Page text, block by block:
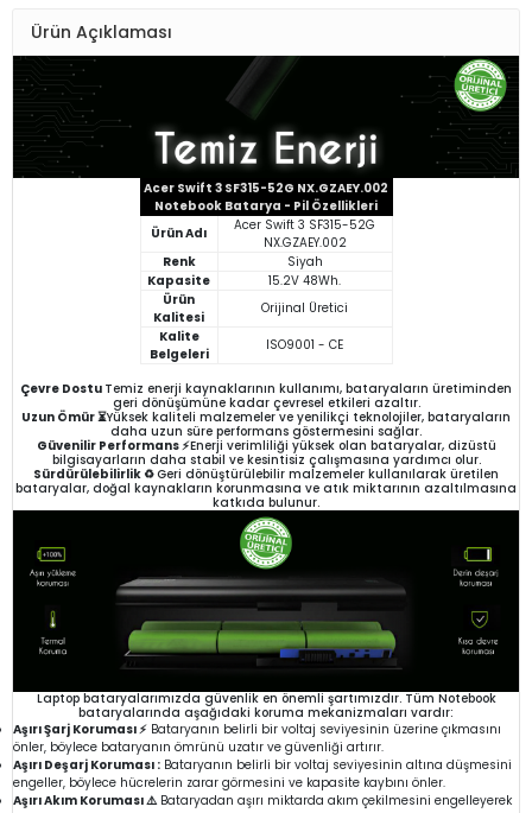
Ürün Açıklaması
Acer Swift 3 SF315-52G NX.GZAEY.002
Notebook Batarya - Pil Özellikleri
Ürün Adı
Acer Swift 3 SF315-52G
NX.GZAEY.002
Renk
Siyah
Kapasite
15.2V 48Wh.
Ürün
Kalitesi
Orijinal Üretici
Kalite
Belgeleri
ISO9001 - CE
Çevre Dostu Temiz enerji kaynaklarının kullanımı, bataryaların üretiminden
geri dönüşümüne kadar çevresel etkileri azaltır.
Uzun Ömür ⏳Yüksek kaliteli malzemeler ve yenilikçi teknolojiler, bataryaların
daha uzun süre performans göstermesini sağlar.
Güvenilir Performans ⚡Enerji verimliliği yüksek olan bataryalar, dizüstü
bilgisayarların daha stabil ve kesintisiz çalışmasına yardımcı olur.
Sürdürülebilirlik ♻️Geri dönüştürülebilir malzemeler kullanılarak üretilen
bataryalar, doğal kaynakların korunmasına ve atık miktarının azaltılmasına
katkıda bulunur.
Laptop bataryalarımızda güvenlik en önemli şartımızdır. Tüm Notebook
bataryalarında aşağıdaki koruma mekanizmaları vardır:
Aşırı Şarj Koruması ⚡ Bataryanın belirli bir voltaj seviyesinin üzerine çıkmasını
önler, böylece bataryanın ömrünü uzatır ve güvenliği artırır.
Aşırı Deşarj Koruması : Bataryanın belirli bir voltaj seviyesinin altına düşmesini
engeller, böylece hücrelerin zarar görmesini ve kapasite kaybını önler.
Aşırı Akım Koruması ⚠️Bataryadan aşırı miktarda akım çekilmesini engelleyerek